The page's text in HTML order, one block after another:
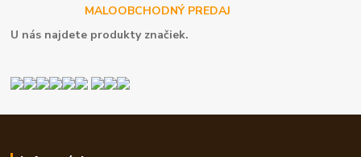
MALOOBCHODNÝ PREDAJ
U nás najdete produkty značiek.